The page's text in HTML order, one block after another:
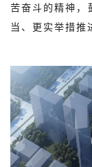
苦奋斗的精神，
当、更实举措推